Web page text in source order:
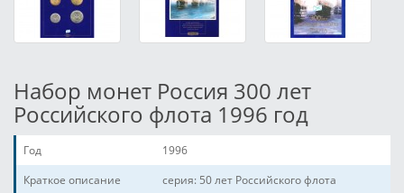
Набор монет Россия 300 лет
Российского флота 1996 год
Год
1996
Краткое описание
серия: 50 лет Российского флота